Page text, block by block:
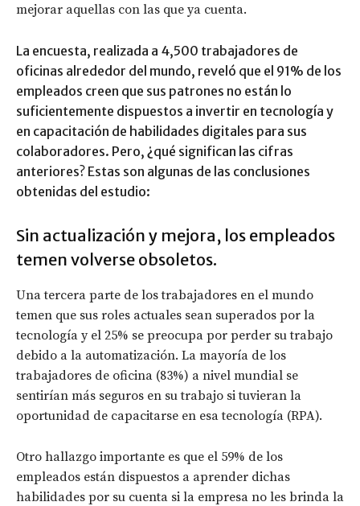
mejorar aquellas con las que ya cuenta.
La encuesta, realizada a 4,500 trabajadores de
oficinas alrededor del mundo, reveló que el 91% de los
empleados creen que sus patrones no están lo
suficientemente dispuestos a invertir en tecnología y
en capacitación de habilidades digitales para sus
colaboradores. Pero, ¿qué significan las cifras
anteriores? Estas son algunas de las conclusiones
obtenidas del estudio:
Sin actualización y mejora, los empleados
temen volverse obsoletos.
Una tercera parte de los trabajadores en el mundo
temen que sus roles actuales sean superados por la
tecnología y el 25% se preocupa por perder su trabajo
debido a la automatización. La mayoría de los
trabajadores de oficina (83%) a nivel mundial se
sentirían más seguros en su trabajo si tuvieran la
oportunidad de capacitarse en esa tecnología (RPA).
Otro hallazgo importante es que el 59% de los
empleados están dispuestos a aprender dichas
habilidades por su cuenta si la empresa no les brinda la